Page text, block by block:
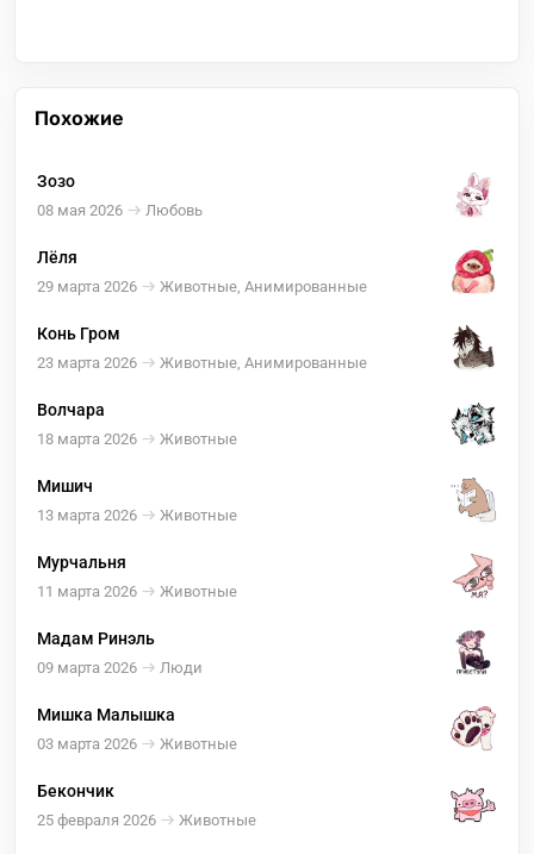
Похожие
Зозо
08 мая 2026 Любовь
Лёля
29 марта 2026 Животные, Анимированные
Конь Гром
23 марта 2026 Животные, Анимированные
Волчара
18 марта 2026 Животные
Мишич
13 марта 2026 Животные
Мурчальня
11 марта 2026 Животные
Мадам Ринэль
09 марта 2026 Люди
Мишка Малышка
03 марта 2026 Животные
Бекончик
25 февраля 2026 Животные